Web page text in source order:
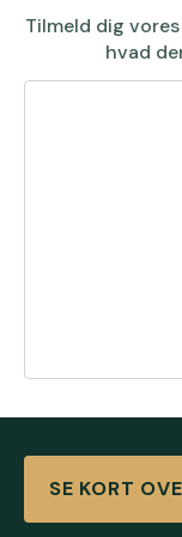
Tilmeld dig
hvad
SE KORT